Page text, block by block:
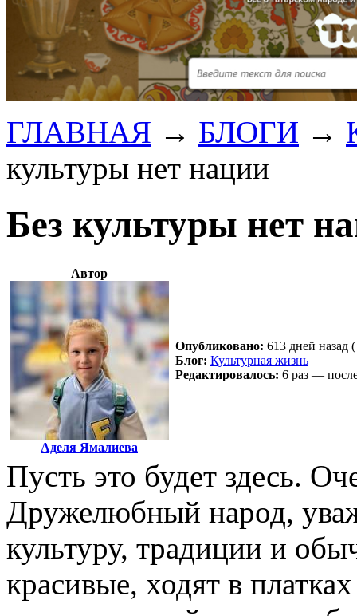
ГЛАВНАЯ → БЛОГИ →
культуры нет нации
Без культуры нет
Автор
Аделя Ямалиева
Опубликовано: 613 дней назад
Блог: Культурная жизнь
Редактировалось: 6 раз —
Пусть это будет здесь.
Дружелюбный народ,
культуру, традиции и
красивые, ходят в